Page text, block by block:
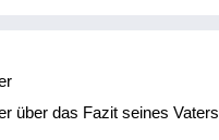
über das Fazit seines Vaters